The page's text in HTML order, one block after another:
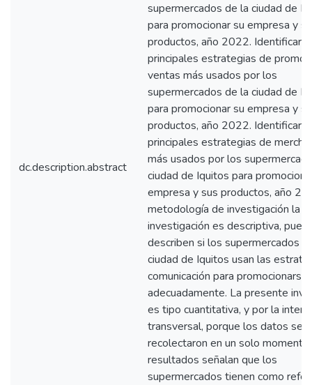
dc.description.abstract
supermercados de la ciudad de
para promocionar su empresa y
productos, año 2022. Identificar
principales estrategias de
ventas más usados por los
supermercados de la ciudad de
para promocionar su empresa y
productos, año 2022. Identificar
principales estrategias de
más usados por los
ciudad de Iquitos para
empresa y sus productos, año
metodología de investigación la
investigación es descriptiva, pues
describen si los supermercados
ciudad de Iquitos usan las
comunicación para promocionarse
adecuadamente. La presente
es tipo cuantitativa, y por la
transversal, porque los datos se
recolectaron en un solo
resultados señalan que los
supermercados tienen como